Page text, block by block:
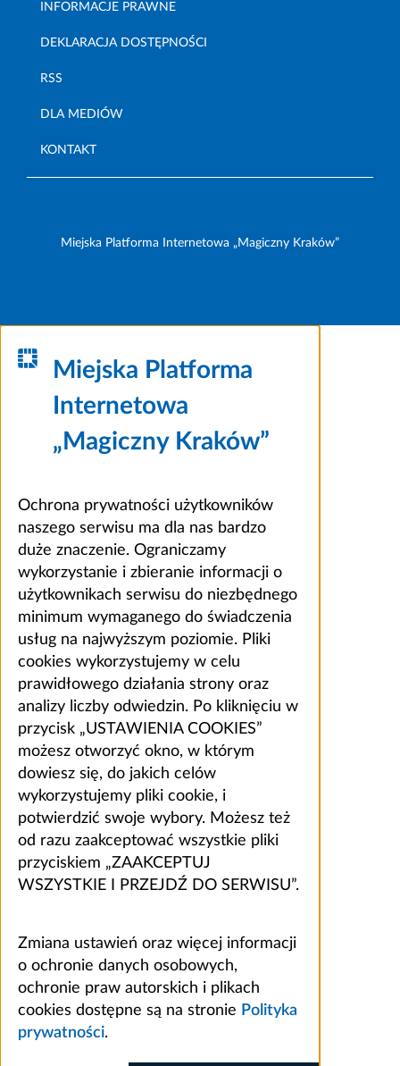
INFORMACJE PRAWNE
DEKLARACJA DOSTĘPNOŚCI
RSS
DLA MEDIÓW
KONTAKT
Miejska Platforma Internetowa „Magiczny Kraków”
Miejska Platforma
Internetowa
„Magiczny Kraków”
Ochrona prywatności użytkowników
naszego serwisu ma dla nas bardzo
duże znaczenie. Ograniczamy
wykorzystanie i zbieranie informacji o
użytkownikach serwisu do niezbędnego
minimum wymaganego do świadczenia
usług na najwyższym poziomie. Pliki
cookies wykorzystujemy w celu
prawidłowego działania strony oraz
analizy liczby odwiedzin. Po kliknięciu w
przycisk „USTAWIENIA COOKIES”
możesz otworzyć okno, w którym
dowiesz się, do jakich celów
wykorzystujemy pliki cookie, i
potwierdzić swoje wybory. Możesz też
od razu zaakceptować wszystkie pliki
przyciskiem „ZAAKCEPTUJ
WSZYSTKIE I PRZEJDŹ DO SERWISU”.
Zmiana ustawień oraz więcej informacji
o ochronie danych osobowych,
ochronie praw autorskich i plikach
cookies dostępne są na stronie Polityka
prywatności.